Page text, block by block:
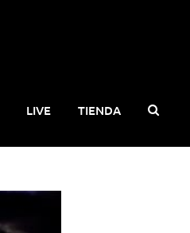
LIVE TIENDA